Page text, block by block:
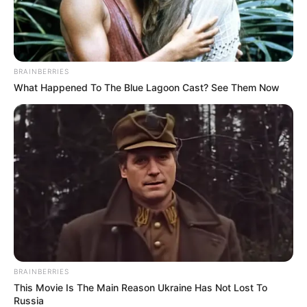
BRAINBERRIES
What Happened To The Blue Lagoon Cast? See Them Now
BRAINBERRIES
This Movie Is The Main Reason Ukraine Has Not Lost To
Russia